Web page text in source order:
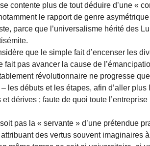
contente plus de tout déduire d’une «
le rapport de genre
parce que l’universalisme hérité des
que le simple fait d’encenser les
fait pas avancer la cause de
révolutionnaire ne progresse
les débuts et les étapes, afin d’aller
dérives ; faute de quoi toute
pas la « servante » d’une prétendue
des vertus souvent imaginaires